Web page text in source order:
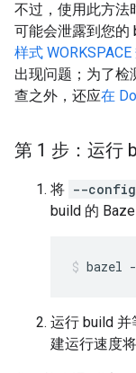
不过，使用此方法
可能会泄露到您的
样式 WORKSPACE
出现问题；为了检
查之外，还应在
第 1 步：运行
将 --
build 的
bazel
运行 build 并
建运行速度